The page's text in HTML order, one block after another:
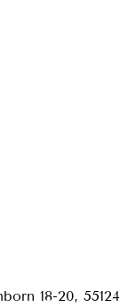
18-20, 55124